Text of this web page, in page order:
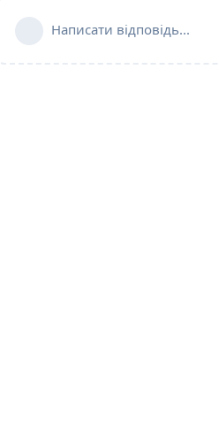
Написати відповідь...